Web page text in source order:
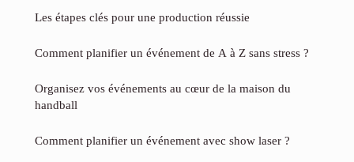
Les étapes clés pour une production réussie
Comment planifier un événement de A à Z sans stress ?
Organisez vos événements au cœur de la maison du
handball
Comment planifier un événement avec show laser ?